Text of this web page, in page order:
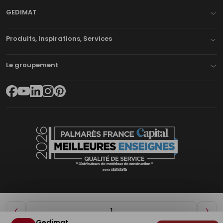
Diminuer
GEDIMAT
Produits, Inspirations, Services
Le groupement